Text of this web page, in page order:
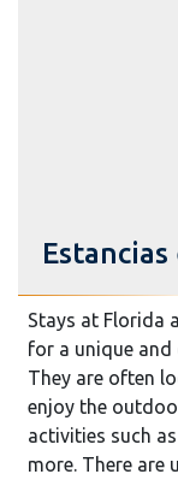
Stays at Florida
for a unique
They are often
enjoy the
activities such
more. There are